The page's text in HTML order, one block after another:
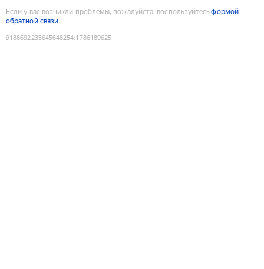
Если у вас возникли проблемы, пожалуйста, воспользуйтесьформой
обратной связи
9188692235645648254:1786189625